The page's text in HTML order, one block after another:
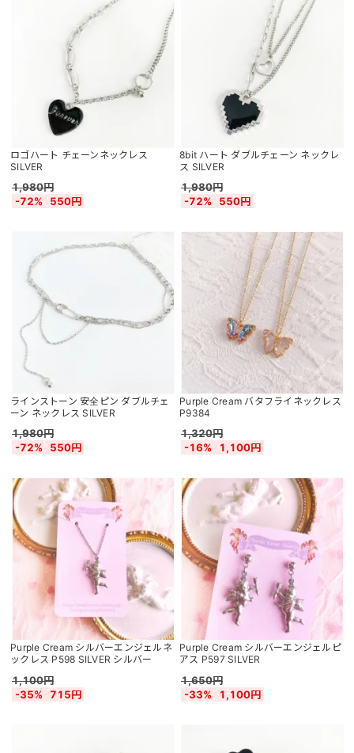
ロゴハート チェーンネックレス
SILVER
1,980円
-72%
550円
8bit ハート ダブルチェーン ネックレ
ス SILVER
1,980円
-72%
550円
ラインストーン 安全ピン ダブルチェ
ーン ネックレス SILVER
1,980円
-72%
550円
Purple Cream バタフライネックレス
P9384
1,320円
-16%
1,100円
Purple Cream シルバーエンジェルネ
ックレス P598 SILVER シルバー
1,100円
-35%
715円
Purple Cream シルバーエンジェルピ
アス P597 SILVER
1,650円
-33%
1,100円